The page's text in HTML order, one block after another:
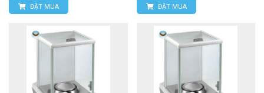
ĐẶT MUA ĐẶT MUA